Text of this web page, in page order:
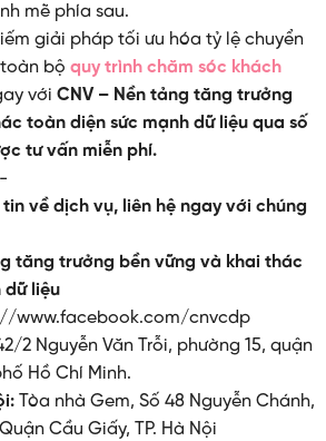
mẽ phía sau.
giải pháp tối ưu hóa tỷ lệ chuyển
bộ quy trình chăm sóc khách
với CNV – Nền tảng tăng trưởng
toàn diện sức mạnh dữ liệu qua số
tư vấn miễn phí.
về dịch vụ, liên hệ ngay với chúng
tăng trưởng bền vững và khai thác
dữ liệu
www.facebook.com/cnvcdp
2 Nguyễn Văn Trỗi, phường 15, quận
Hồ Chí Minh.
Tòa nhà Gem, Số 48 Nguyễn Chánh,
Cầu Giấy, TP. Hà Nội